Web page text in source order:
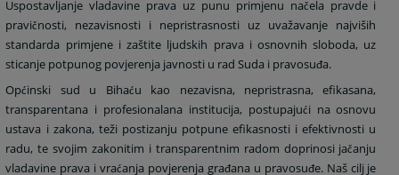
Uspostavljanje vladavine prava uz punu primjenu načela pravde i
pravičnosti, nezavisnosti i nepristrasnosti uz uvažavanje najviših
standarda primjene i zaštite ljudskih prava i osnovnih sloboda, uz
sticanje potpunog povjerenja javnosti u rad Suda i pravosuđa.
Općinski sud u Bihaću kao nezavisna, nepristrasna, efikasana,
transparentana i profesionalana institucija, postupajući na osnovu
ustava i zakona, teži postizanju potpune efikasnosti i efektivnosti u
radu, te svojim zakonitim i transparentnim radom doprinosi jačanju
vladavine prava i vraćanja povjerenja građana u pravosuđe. Naš cilj je